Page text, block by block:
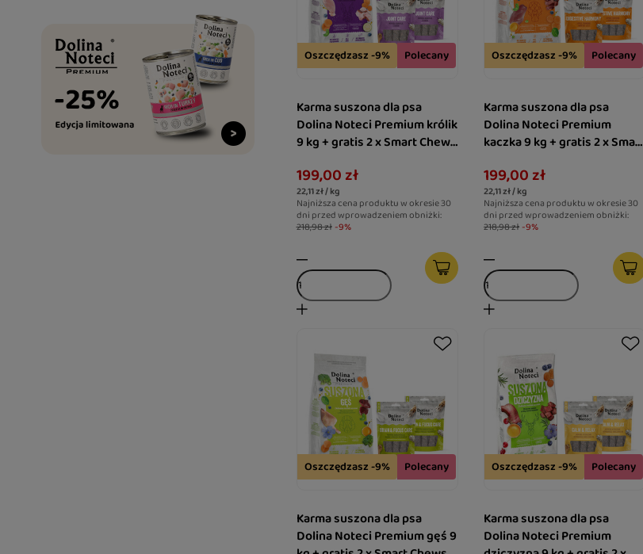
Oszczędzasz -9% Polecany
Karma suszona dla psa
Dolina Noteci Premium królik
9 kg + gratis 2 x Smart Chews
stawy
199,00 zł
22,11 zł / kg
Najniższa cena produktu w okresie 30
dni przed wprowadzeniem obniżki:
218,98 zł -9%
Oszczędzasz -9% Polecany
Karma suszona dla psa
Dolina Noteci Premium
kaczka 9 kg + gratis 2 x Smart
wspierające trawienie
199,00 zł
22,11 zł / kg
Najniższa cena produktu w okresie 30
dni przed wprowadzeniem obniżki:
218,98 zł -9%
Oszczędzasz -9% Polecany
Karma suszona dla psa
Dolina Noteci Premium gęś 9
Oszczędzasz -9% Polecany
Karma suszona dla psa
Dolina Noteci Premium